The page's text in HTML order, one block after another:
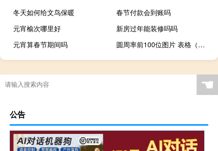
冬天如何给文鸟保暖
春节付款会到账吗
元宵榆次哪里好
新房过年能装修吗吗
元宵算春节期间吗
圆周率前100位图片 表格（圆周率100位表格）
☚
公告